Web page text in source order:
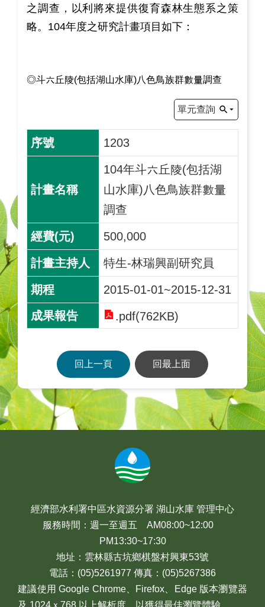
之調查，以利將來提供復育森林生態系之策
略。104年度之研究計畫項目如下：
◎斗六丘陵(包括湖山水庫)八色鳥族群數量調查
單元查詢
1203
104年斗六丘陵(包括湖
山水庫)八色鳥族群數量
調查
500,000
特生-林瑞興副研究員
2015-01-01~2015-12-31
.pdf(762KB)
回上一頁 回最上面
:::
經濟部水利署中區水資源分署 湖山水庫 管理中心
服務時間：週一至週五 AM08:00~12:00
PM13:30~17:30
地址：雲林縣古坑鄉棋盤村興東53號
電話：(05)5261977 傳真：(05)5267386
建議使用 Google Chrome、Firefox、Edge 版本瀏覽器
及 1024ｘ768 以上解析度，以獲得最佳瀏覽體驗